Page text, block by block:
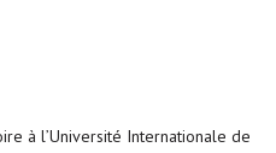
à l’Université Internationale de